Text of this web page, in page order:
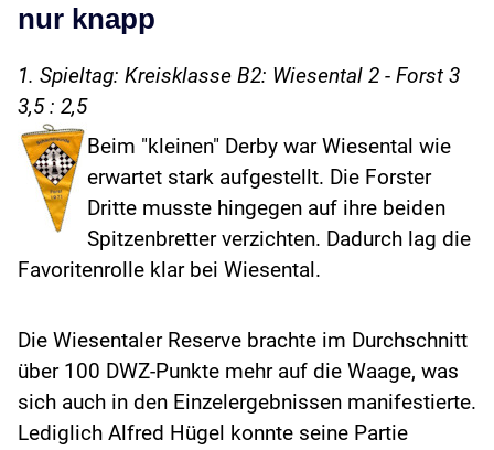
nur knapp
1. Spieltag: Kreisklasse B2: Wiesental 2 - Forst 3
3,5 : 2,5
Beim "kleinen" Derby war Wiesental wie
erwartet stark aufgestellt. Die Forster
Dritte musste hingegen auf ihre beiden
Spitzenbretter verzichten. Dadurch lag die
Favoritenrolle klar bei Wiesental.
Die Wiesentaler Reserve brachte im Durchschnitt
über 100 DWZ-Punkte mehr auf die Waage, was
sich auch in den Einzelergebnissen manifestierte.
Lediglich Alfred Hügel konnte seine Partie